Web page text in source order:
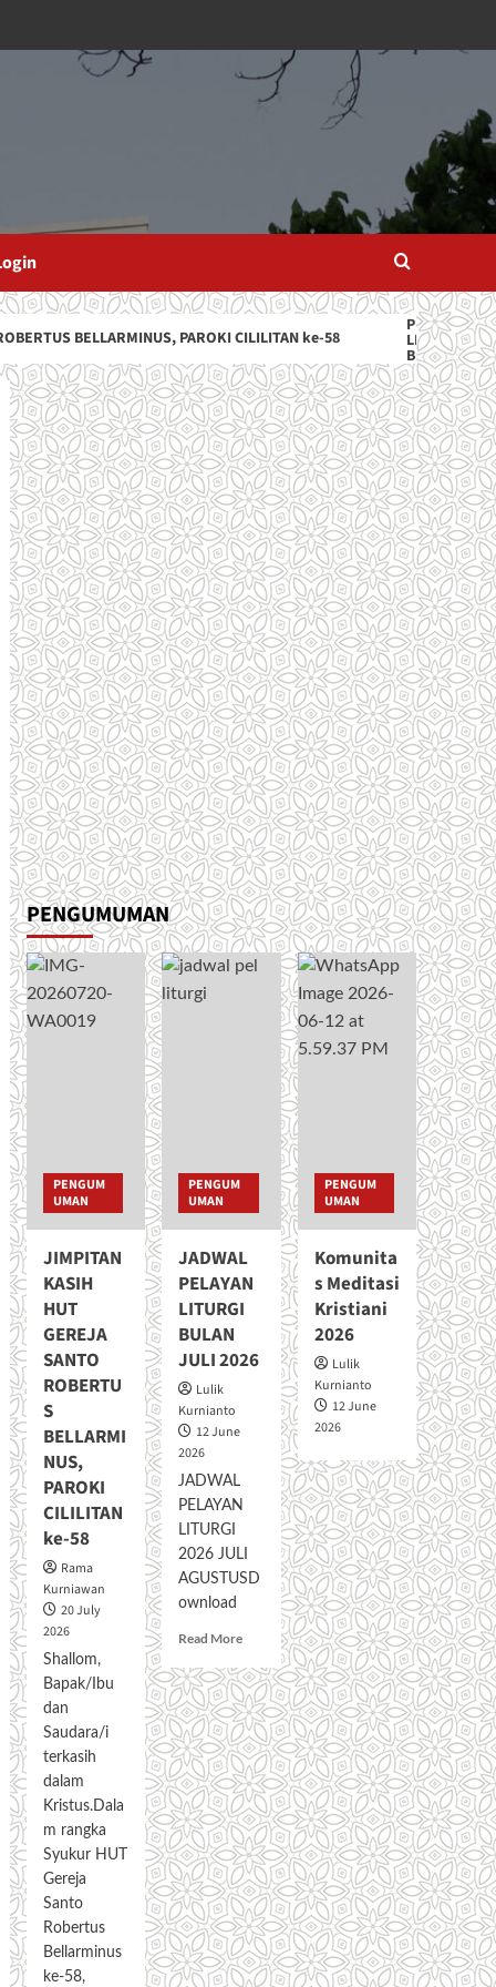
BELLARMINUS, PAROKI CILILITAN ke-58 JADWAL
PENGUMUMAN
PENGUM
UMAN
JIMPITAN
KASIH
HUT
GEREJA
SANTO
ROBERTU
S
BELLARMI
NUS,
PAROKI
CILILITAN
ke-58
Rama
Kurniawan
20 July
2026
Shallom,
Bapak/Ibu
dan
Saudara/i
terkasih
dalam
Kristus.Dala
m rangka
Syukur HUT
Gereja
Santo
Robertus
Bellarminus
ke-58,
PENGUM
UMAN
JADWAL
PELAYAN
LITURGI
BULAN
JULI 2026
Lulik
Kurnianto
12 June
2026
JADWAL
PELAYAN
LITURGI
2026 JULI
AGUSTUSD
ownload
Read MoreR
a
d
m
o
r
e
a
b
o
u
t
J
A
D
W
PENGUM
UMAN
Komunita
s Meditasi
Kristiani
2026
Lulik
Kurnianto
12 June
2026